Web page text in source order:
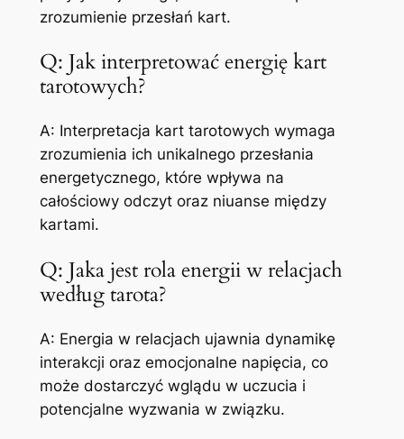
zrozumienie przesłań kart.
Q: Jak interpretować energię kart
tarotowych?
A: Interpretacja kart tarotowych wymaga
zrozumienia ich unikalnego przesłania
energetycznego, które wpływa na
całościowy odczyt oraz niuanse między
kartami.
Q: Jaka jest rola energii w relacjach
według tarota?
A: Energia w relacjach ujawnia dynamikę
interakcji oraz emocjonalne napięcia, co
może dostarczyć wglądu w uczucia i
potencjalne wyzwania w związku.